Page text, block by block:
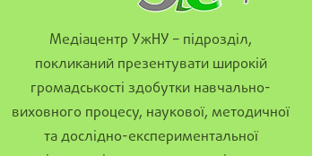
Медіацентр УжНУ – підрозділ,
покликаний презентувати широкій
громадськості здобутки навчально-
виховного процесу, наукової, методичної
та дослідно-експериментальної